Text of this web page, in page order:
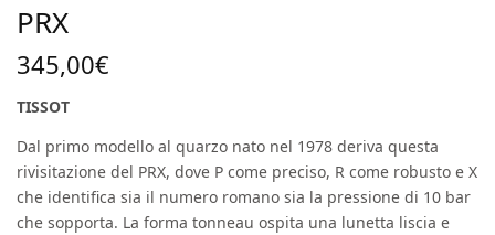
PRX
345,00€
TISSOT
Dal primo modello al quarzo nato nel 1978 deriva questa
rivisitazione del PRX, dove P come preciso, R come robusto e X
che identifica sia il numero romano sia la pressione di 10 bar
che sopporta. La forma tonneau ospita una lunetta liscia e